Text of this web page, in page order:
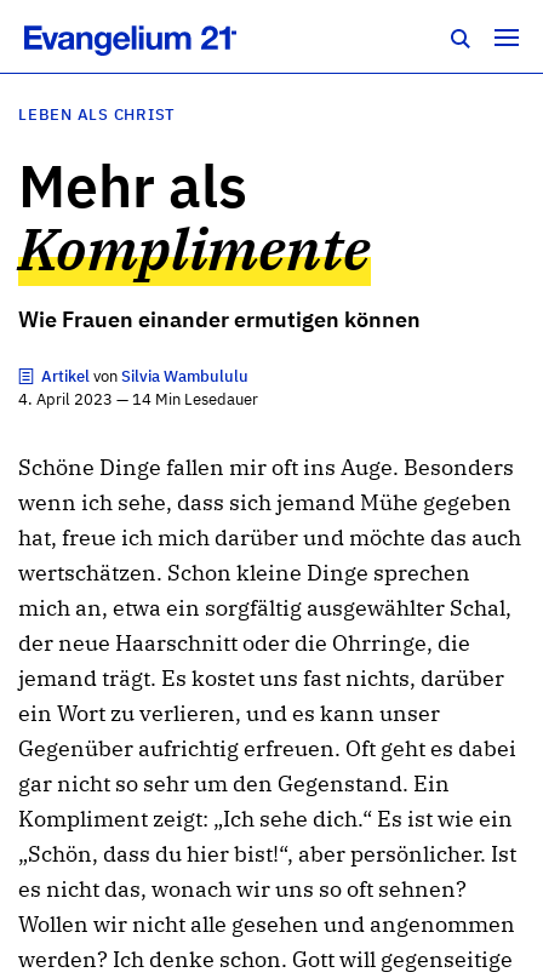
LEBEN ALS CHRIST
Mehr als
Komplimente
Wie Frauen einander ermutigen können
ArtikelvonSilvia Wambululu
4. April 2023 — 14 Min Lesedauer
Schöne Dinge fallen mir oft ins Auge. Besonders
wenn ich sehe, dass sich jemand Mühe gegeben
hat, freue ich mich darüber und möchte das auch
wertschätzen. Schon kleine Dinge sprechen
mich an, etwa ein sorgfältig ausgewählter Schal,
der neue Haarschnitt oder die Ohrringe, die
jemand trägt. Es kostet uns fast nichts, darüber
ein Wort zu verlieren, und es kann unser
Gegenüber aufrichtig erfreuen. Oft geht es dabei
gar nicht so sehr um den Gegenstand. Ein
Kompliment zeigt: „Ich sehe dich.“ Es ist wie ein
„Schön, dass du hier bist!“, aber persönlicher. Ist
es nicht das, wonach wir uns so oft sehnen?
Wollen wir nicht alle gesehen und angenommen
werden? Ich denke schon. Gott will gegenseitige